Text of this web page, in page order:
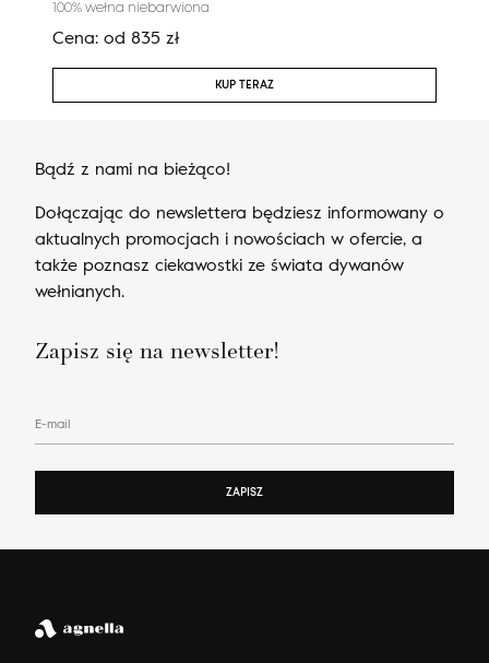
100% wełna niebarwiona
Cena: od 835 zł
KUP TERAZ
Bądź z nami na bieżąco!
Dołączając do newslettera będziesz informowany o
aktualnych promocjach i nowościach w ofercie, a
także poznasz ciekawostki ze świata dywanów
wełnianych.
Zapisz się na newsletter!
E-mail
ZAPISZ